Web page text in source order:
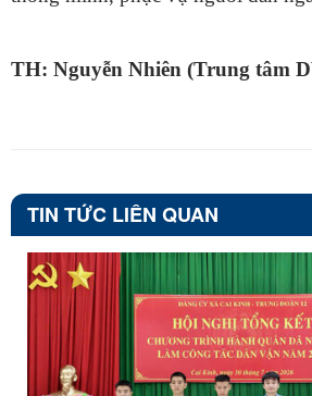
TH: Nguyễn Nhiên (Trung tâm
TIN TỨC LIÊN QUAN